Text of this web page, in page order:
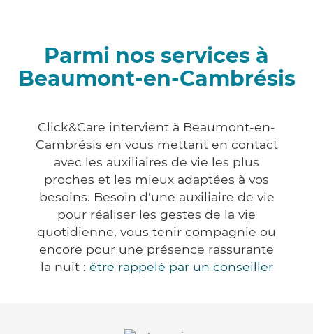
Parmi nos services à
Beaumont-en-Cambrésis
Click&Care intervient à Beaumont-en-
Cambrésis en vous mettant en contact
avec les auxiliaires de vie les plus
proches et les mieux adaptées à vos
besoins. Besoin d'une auxiliaire de vie
pour réaliser les gestes de la vie
quotidienne, vous tenir compagnie ou
encore pour une présence rassurante
la nuit : être rappelé par un conseiller